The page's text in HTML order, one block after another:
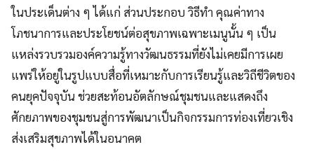
ในประเด็นต่าง ๆ ได้แก่ ส่วนประกอบ วิธีทำ คุณค่าทาง
โภชนาการและประโยชน์ต่อสุขภาพเฉพาะเมนูนั้น ๆ เป็น
แหล่งรวบรวมองค์ความรู้ทางวัฒนธรรมที่ยังไม่เคยมีการเผย
แพร่ให้อยู่ในรูปแบบสื่อที่เหมาะกับการเรียนรู้และวิถีชีวิตของ
คนยุคปัจจุบัน ช่วยสะท้อนอัตลักษณ์ชุมชนและแสดงถึง
ศักยภาพของชุมชนสู่การพัฒนาเป็นกิจกรรมการท่องเที่ยวเชิง
ส่งเสริมสุขภาพได้ในอนาคต